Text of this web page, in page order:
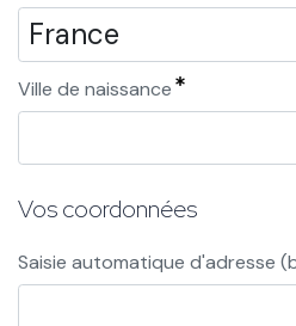
Ville de naissance
Vos coordonnées
Saisie automatique d'adresse